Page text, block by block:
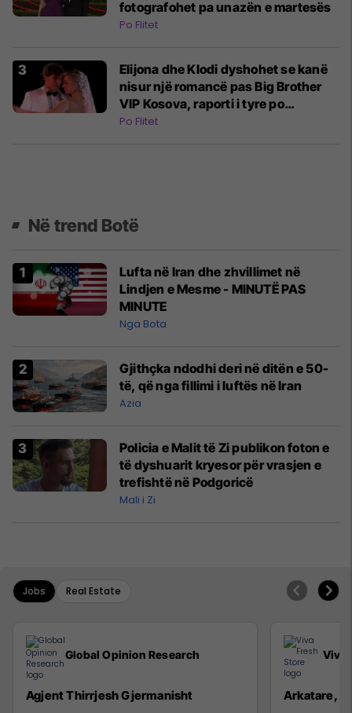
fotografohet pa unazën e martesës
Po Flitet
Elijona dhe Klodi dyshohet se kanë
nisur një romancë pas Big Brother
VIP Kosova, raporti i tyre po
zhvillohet larg syrit të publikut
Po Flitet
Në trend Botë
Lufta në Iran dhe zhvillimet në
Lindjen e Mesme - MINUTË PAS
MINUTE
Nga Bota
Gjithçka ndodhi deri në ditën e 50-
të, që nga fillimi i luftës në Iran
Azia
Policia e Malit të Zi publikon foton e
të dyshuarit kryesor për vrasjen e
trefishtë në Podgoricë
Mali i Zi
Jobs Real Estate
Global Opinion Research
Agjent Thirrjesh Gjermanisht
Viva
Arkatare,